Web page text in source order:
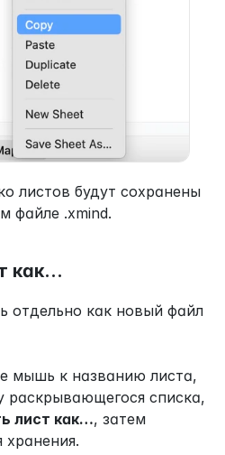
листов будут сохранены
файле .xmind.
как…
отдельно как новый файл
мышь к названию листа,
раскрывающегося списка,
лист как…, затем
хранения.